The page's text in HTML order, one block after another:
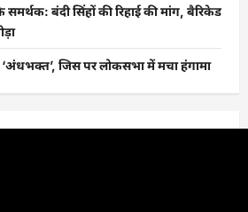
बंदी सिंहों की रिहाई की मांग, बैरिकेड
‘अंधभक्त’, जिस पर लोकसभा में मचा हंगामा